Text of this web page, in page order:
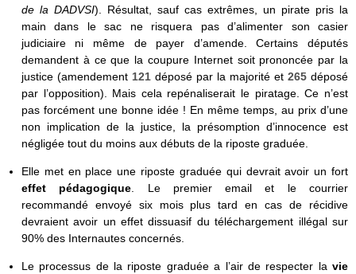
de la DADVSI). Résultat, sauf cas extrêmes, un pirate pris la
main dans le sac ne risquera pas d’alimenter son casier
judiciaire ni même de payer d’amende. Certains députés
demandent à ce que la coupure Internet soit prononcée par la
justice (amendement 121déposé par la majorité et 265 déposé
par l’opposition). Mais cela repénaliserait le piratage. Ce n’est
pas forcément une bonne idée ! En même temps, au prix d’une
non implication de la justice, la présomption d’innocence est
négligée tout du moins aux débuts de la riposte graduée.
Elle met en place une riposte graduée qui devrait avoir un fort
effet pédagogique . Le premier email et le courrier
recommandé envoyé six mois plus tard en cas de récidive
devraient avoir un effet dissuasif du téléchargement illégal sur
90% des Internautes concernés.
Le processus de la riposte graduée a l’air de respecter la vie